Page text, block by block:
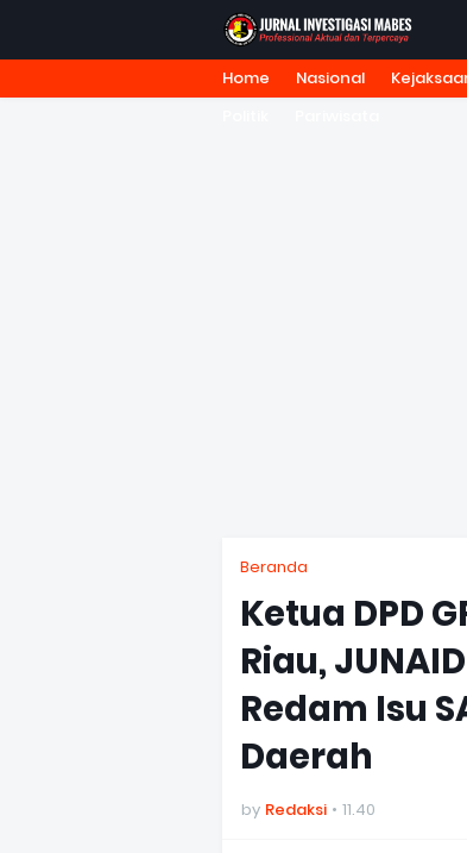
HOME TENTANG KAMI
Home Nasional
Beranda
Ketua DPD
Riau,
Redam Isu
Daerah
by Redaksi 11.40